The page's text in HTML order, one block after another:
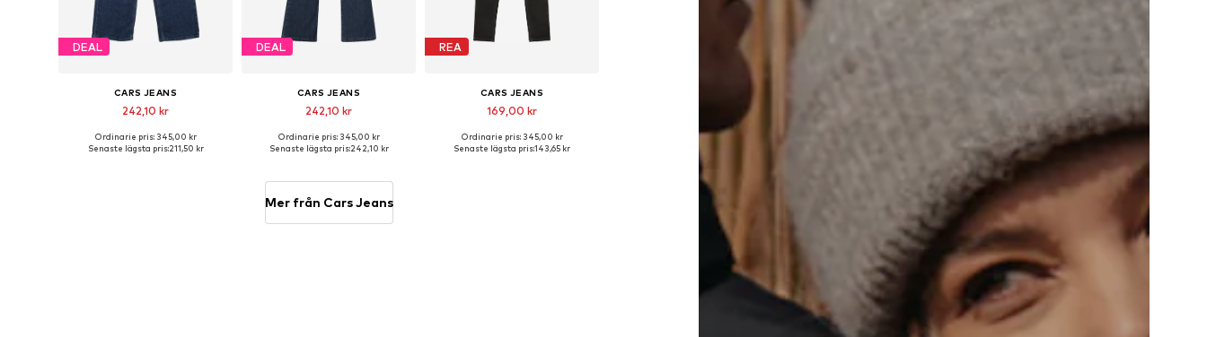
DEAL
CARS JEANS
242,10 kr
Tillgänglig i många storlekar
Ordinarie pris: 345,00 kr
Senaste lägsta pris:211,50 kr
DEAL
CARS JEANS
242,10 kr
Tillgänglig i många storlekar
Ordinarie pris: 345,00 kr
Senaste lägsta pris:242,10 kr
REA
CARS JEANS
169,00 kr
Tillgänglig i många storlekar
Ordinarie pris: 345,00 kr
Senaste lägsta pris:143,65 kr
Mer från Cars Jeans